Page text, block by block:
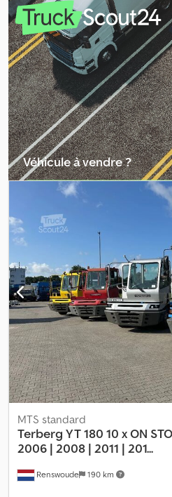
d'émission:Euro 4, longueur totale:
2 500 mm, Équipement:ABS, *
manœuvre * Adapté à toutes les
le déplacement des remorques *
Dcsdozrkq Iopfx Anzek * Tout est
fonctionnement.
Véhicule à vendre ?
Créer une
Renswoude 190 km
MTS standard
Terberg YT 180 10 x ON
2006 | 2008 | 2011 | 201...